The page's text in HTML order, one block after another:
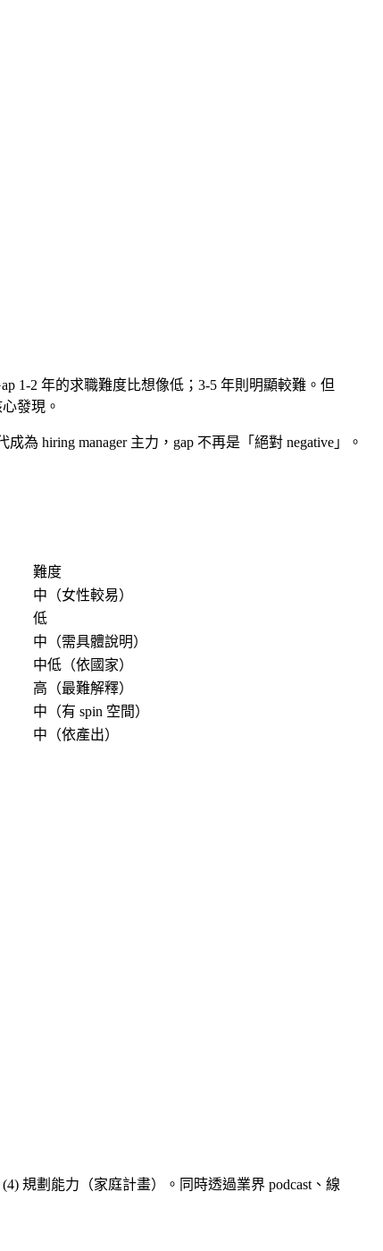
1-2 年的求職難度比想像低；3-5 年則明顯較難。但
發現。
hiring manager 主力，gap 不再是「絕對 negative」。
難度
中（女性較易）
低
中（需具體說明）
中低（依國家）
高（最難解釋）
中（有 spin 空間）
中（依產出）
規劃能力（家庭計畫）。同時透過業界 podcast、線